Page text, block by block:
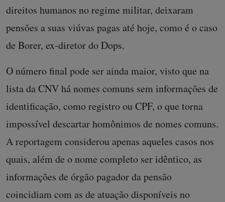
direitos humanos no regime militar, deixaram
pensões a suas viúvas pagas até hoje, como é o caso
de Borer, ex-diretor do Dops.
O número final pode ser ainda maior, visto que na
lista da CNV há nomes comuns sem informações de
identificação, como registro ou CPF, o que torna
impossível descartar homônimos de nomes comuns.
A reportagem considerou apenas aqueles casos nos
quais, além de o nome completo ser idêntico, as
informações de órgão pagador da pensão
coincidiam com as de atuação disponíveis no